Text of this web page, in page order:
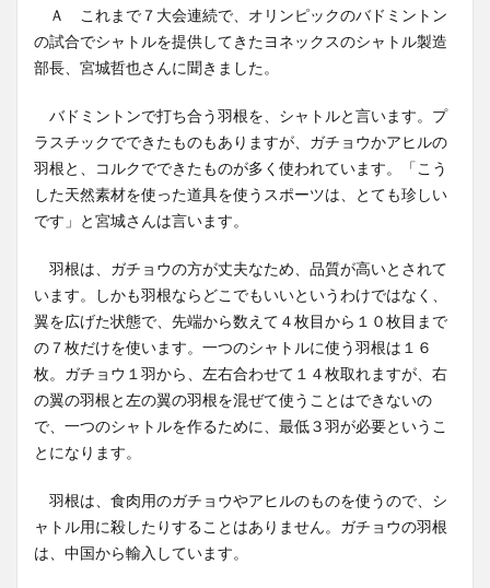
Ａ これまで７大会連続で、オリンピックのバドミントン
の試合でシャトルを提供してきたヨネックスのシャトル製造
部長、宮城哲也さんに聞きました。
バドミントンで打ち合う羽根を、シャトルと言います。プ
ラスチックでできたものもありますが、ガチョウかアヒルの
羽根と、コルクでできたものが多く使われています。「こう
した天然素材を使った道具を使うスポーツは、とても珍しい
です」と宮城さんは言います。
羽根は、ガチョウの方が丈夫なため、品質が高いとされて
います。しかも羽根ならどこでもいいというわけではなく、
翼を広げた状態で、先端から数えて４枚目から１０枚目まで
の７枚だけを使います。一つのシャトルに使う羽根は１６
枚。ガチョウ１羽から、左右合わせて１４枚取れますが、右
の翼の羽根と左の翼の羽根を混ぜて使うことはできないの
で、一つのシャトルを作るために、最低３羽が必要というこ
とになります。
羽根は、食肉用のガチョウやアヒルのものを使うので、シ
ャトル用に殺したりすることはありません。ガチョウの羽根
は、中国から輸入しています。